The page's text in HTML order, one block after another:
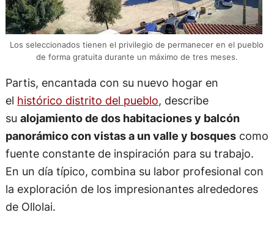
Los seleccionados tienen el privilegio de permanecer en el pueblo
de forma gratuita durante un máximo de tres meses.
Partis, encantada con su nuevo hogar en
el histórico distrito del pueblo, describe
su alojamiento de dos habitaciones y balcón
panorámico con vistas a un valle y bosquescomo
fuente constante de inspiración para su trabajo.
En un día típico, combina su labor profesional con
la exploración de los impresionantes alrededores
de Ollolai.